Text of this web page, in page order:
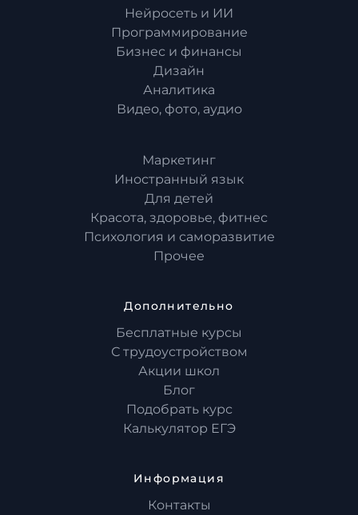
Нейросеть и ИИ
Программирование
Бизнес и финансы
Дизайн
Аналитика
Видео, фото, аудио
Маркетинг
Иностранный язык
Для детей
Красота, здоровье, фитнес
Психология и саморазвитие
Прочее
Дополнительно
Бесплатные курсы
С трудоустройством
Акции школ
Блог
Подобрать курс
Калькулятор ЕГЭ
Информация
Контакты